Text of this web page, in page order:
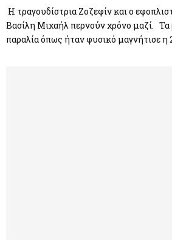
Η τραγουδίστρια Ζοζεφίν και ο
Βασίλη Μιχαήλ περνούν χρόνο μαζί.
παραλία όπως ήταν φυσικό μαγνήτισε η